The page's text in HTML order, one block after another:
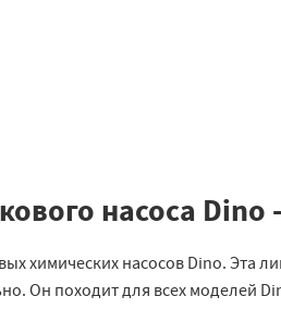
насоса Dino
химических насосов Dino. Эта
Он походит для всех моделей